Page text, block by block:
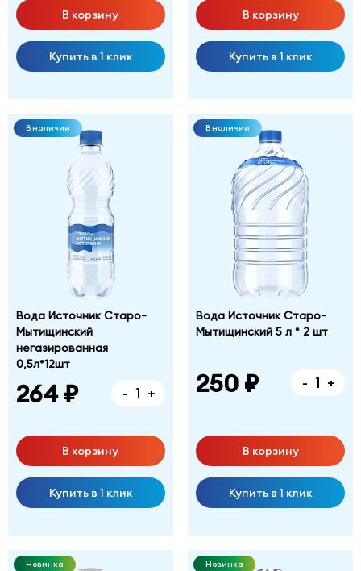
В корзину
Купить в 1 клик
В корзину
Купить в 1 клик
В наличии
Вода Источник Старо-
Мытищинский
негазированная
0,5л*12шт
264 ₽ - +
В корзину
Купить в 1 клик
В наличии
Вода Источник Старо-
Мытищинский 5 л * 2 шт
250 ₽ - +
В корзину
Купить в 1 клик
Новинка
Новинка